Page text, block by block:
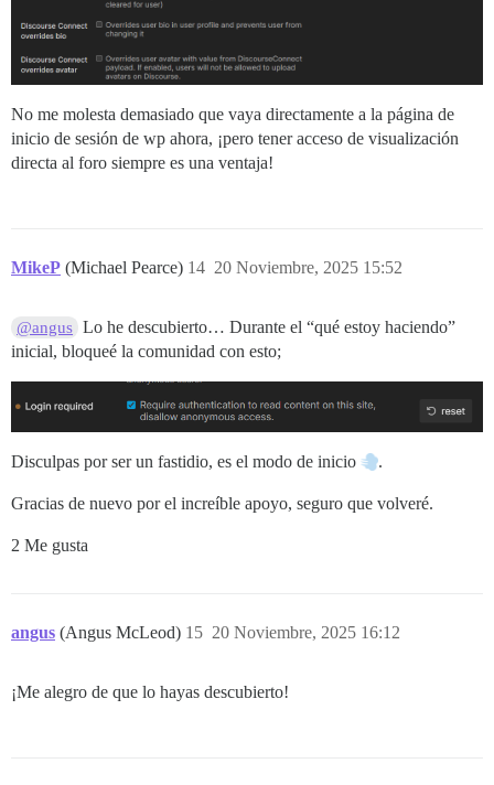
No me molesta demasiado que vaya directamente a la página de
inicio de sesión de wp ahora, ¡pero tener acceso de visualización
directa al foro siempre es una ventaja!
MikeP (Michael Pearce) 20 Noviembre, 2025 15:52
14
@angus Lo he descubierto… Durante el “qué estoy haciendo”
inicial, bloqueé la comunidad con esto;
Disculpas por ser un fastidio, es el modo de inicio .
Gracias de nuevo por el increíble apoyo, seguro que volveré.
2 Me gusta
angus (Angus McLeod) 20 Noviembre, 2025 16:12
15
¡Me alegro de que lo hayas descubierto!